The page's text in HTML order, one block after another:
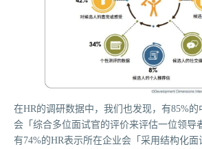
在HR的调研数据中，我们也发现，有85%的
会「综合多位面试官的评价来评估一位领导
有74%的HR表示所在企业会「采用结构化